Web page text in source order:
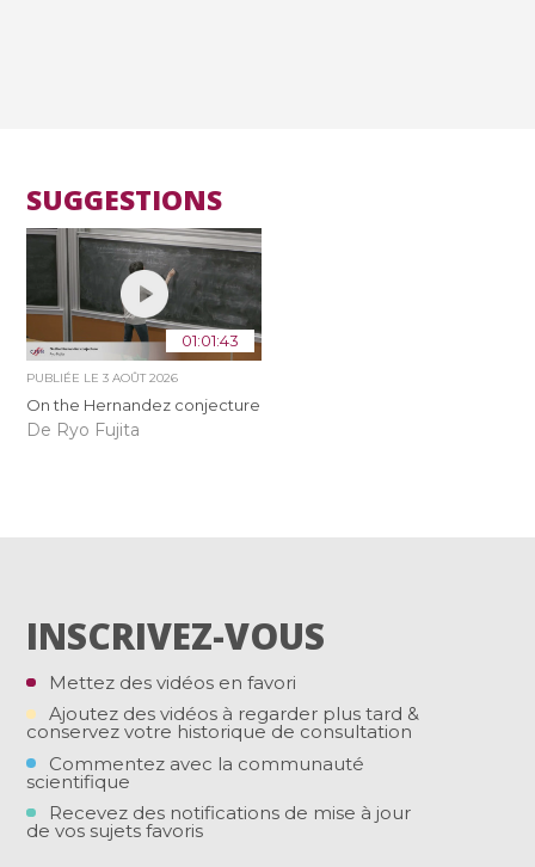
SUGGESTIONS
01:01:43
PUBLIÉE LE3 AOÛT 2026
On the Hernandez conjecture
De Ryo Fujita
INSCRIVEZ-VOUS
Mettez des vidéos en favori
Ajoutez des vidéos à regarder plus tard &
conservez votre historique de consultation
Commentez avec la communauté
scientifique
Recevez des notifications de mise à jour
de vos sujets favoris